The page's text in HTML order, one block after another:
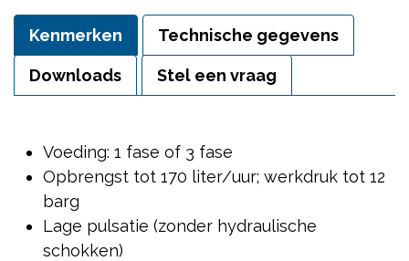
Kenmerken Technische gegevens
Downloads Stel een vraag
Voeding: 1 fase of 3 fase
Opbrengst tot 170 liter/uur; werkdruk tot 12
barg
Lage pulsatie (zonder hydraulische
schokken)